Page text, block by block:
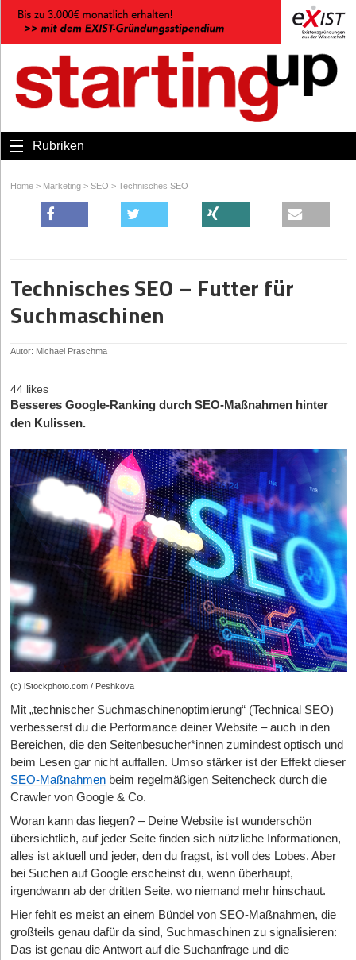
Rubriken
Home > Marketing > SEO > Technisches SEO
Technisches SEO – Futter für
Suchmaschinen
Autor: Michael Praschma
44 likes
Besseres Google-Ranking durch SEO-Maßnahmen hinter
den Kulissen.
(c) iStockphoto.com / Peshkova
Mit „technischer Suchmaschinenoptimierung“ (Technical SEO)
verbesserst du die Performance deiner Website – auch in den
Bereichen, die den Seitenbesucher*innen zumindest optisch und
beim Lesen gar nicht auffallen. Umso stärker ist der Effekt dieser
SEO-Maßnahmen beim regelmäßigen Seitencheck durch die
Crawler von Google & Co.
Woran kann das liegen? – Deine Website ist wunderschön
übersichtlich, auf jeder Seite finden sich nützliche Informationen,
alles ist aktuell und jeder, den du fragst, ist voll des Lobes. Aber
bei Suchen auf Google erscheinst du, wenn überhaupt,
irgendwann ab der dritten Seite, wo niemand mehr hinschaut.
Hier fehlt es meist an einem Bündel von SEO-Maßnahmen, die
großteils genau dafür da sind, Suchmaschinen zu signalisieren:
Das ist genau die Antwort auf die Suchanfrage und die